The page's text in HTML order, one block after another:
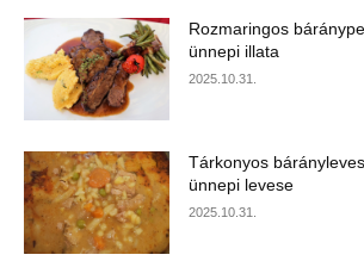
Rozmaringos
ünnepi illata
2025.10.31.
Tárkonyos
ünnepi levese
2025.10.31.